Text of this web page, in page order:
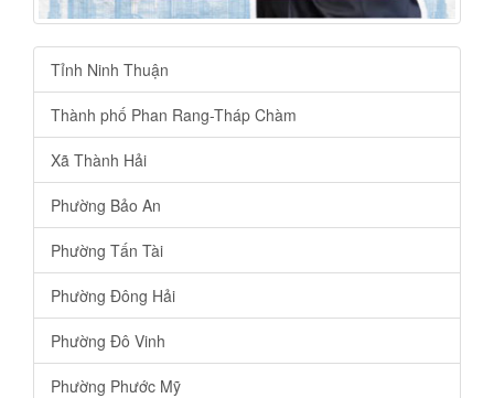
Tỉnh Ninh Thuận
Thành phố Phan Rang-Tháp Chàm
Xã Thành Hải
Phường Bảo An
Phường Tấn Tài
Phường Đông Hải
Phường Đô Vinh
Phường Phước Mỹ